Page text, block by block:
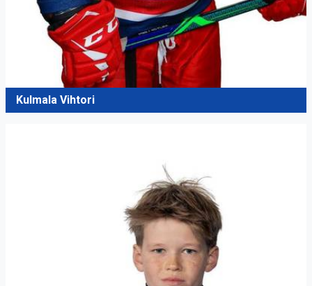
Kulmala Vihtori